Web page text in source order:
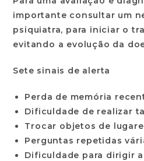
importante consultar um
psiquiatra, para iniciar o
evitando a evolução da
Sete sinais de alerta
Perda de memória
Dificuldade de realizar
Trocar objetos de
Perguntas repetidas
Dificuldade para dirigir